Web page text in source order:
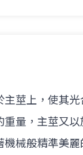
莖上，使其
量，主莖又以
械般精準美麗